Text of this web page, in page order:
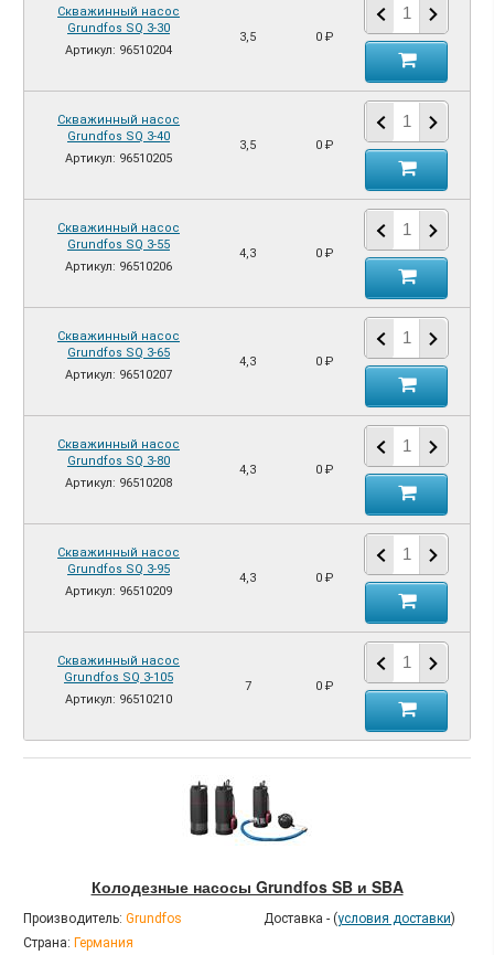
Скважинный насос
Grundfos SQ 3-30
Артикул: 96510204
3,5 0 ₽
Скважинный насос
Grundfos SQ 3-40
Артикул: 96510205
3,5 0 ₽
Скважинный насос
Grundfos SQ 3-55
Артикул: 96510206
4,3 0 ₽
Скважинный насос
Grundfos SQ 3-65
Артикул: 96510207
4,3 0 ₽
Скважинный насос
Grundfos SQ 3-80
Артикул: 96510208
4,3 0 ₽
Скважинный насос
Grundfos SQ 3-95
Артикул: 96510209
4,3 0 ₽
Скважинный насос
Grundfos SQ 3-105
Артикул: 96510210
7 0 ₽
Колодезные насосы Grundfos SB и SBA
Производитель: Grundfos
Страна: Германия
Доставка - (условия доставки)